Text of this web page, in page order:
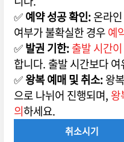
✅예약 성공 확인:온라
여부가 불확실한 경우예
✅발권 기한:출발 시간
합니다. 출발 시간보다
✅왕복 예매 및 취소:왕
으로 나뉘어 진행되며, 왕
의하세요.
취소시기